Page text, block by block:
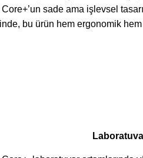
sade ama işlevsel
bu ürün hem ergonomik